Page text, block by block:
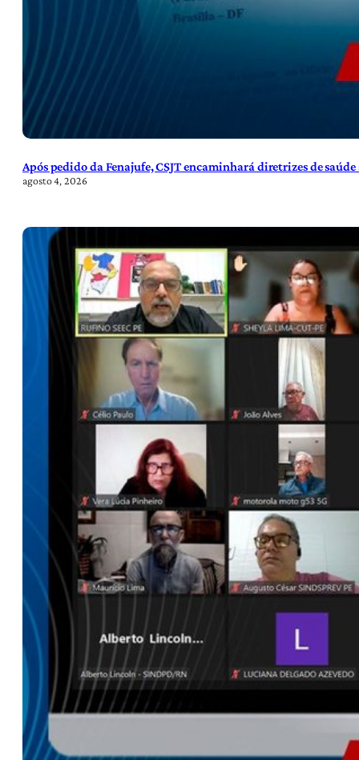
Após pedido da Fenajufe, CSJT encaminhará diretrizes de
agosto 4, 2026